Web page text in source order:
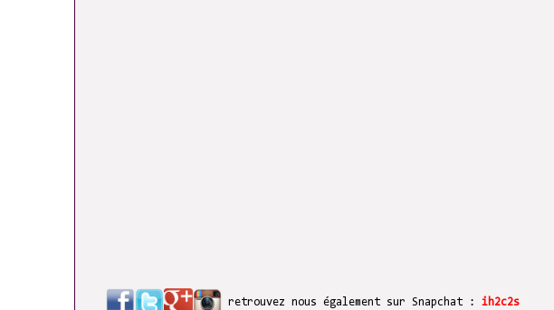
retrouvez nous également sur Snapchat : ih2c2s